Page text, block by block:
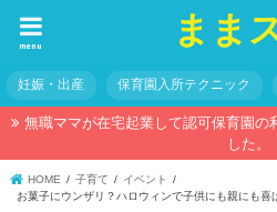
まま
menu
妊娠・出産 保育園入所テクニック
無職ママが在宅起業して認可保育園の
した。
HOME 子育て
イベント
お菓子にウンザリ？ハロウィンで子供にも親にも喜